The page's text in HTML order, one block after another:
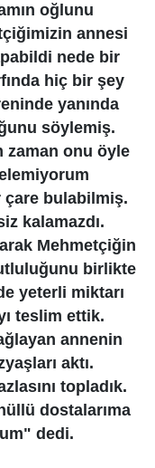
oğlunu
annesi
nede bir
hiç bir şey
yanında
söylemiş.
zaman onu öyle
bulabilmiş.
kalamazdı.
Mehmetçiğin
birlikte
yeterli miktarı
teslim ettik.
annenin
aktı.
topladık.
dostalarıma
dedi.